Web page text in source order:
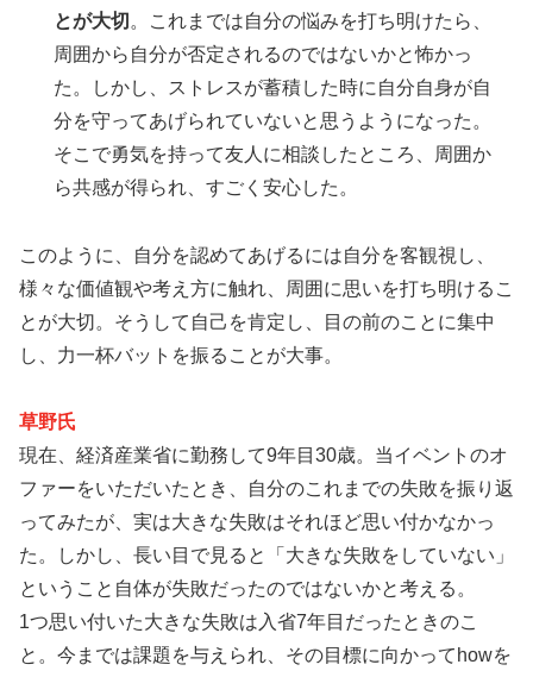
とが大切 。これまでは自分の悩みを打ち明けたら、
周囲から自分が否定されるのではないかと怖かっ
た。しかし、ストレスが蓄積した時に自分自身が自
分を守ってあげられていないと思うようになった。
そこで勇気を持って友人に相談したところ、周囲か
ら共感が得られ、すごく安心した。
このように、自分を認めてあげるには自分を客観視し、
様々な価値観や考え方に触れ、周囲に思いを打ち明けるこ
とが大切。そうして自己を肯定し、目の前のことに集中
し、力一杯バットを振ることが大事。
草野氏
現在、経済産業省に勤務して9年目30歳。当イベントのオ
ファーをいただいたとき、自分のこれまでの失敗を振り返
ってみたが、実は大きな失敗はそれほど思い付かなかっ
た。しかし、長い目で見ると「大きな失敗をしていない」
ということ自体が失敗だったのではないかと考える。
1つ思い付いた大きな失敗は入省7年目だったときのこ
と。今までは課題を与えられ、その目標に向かってhowを